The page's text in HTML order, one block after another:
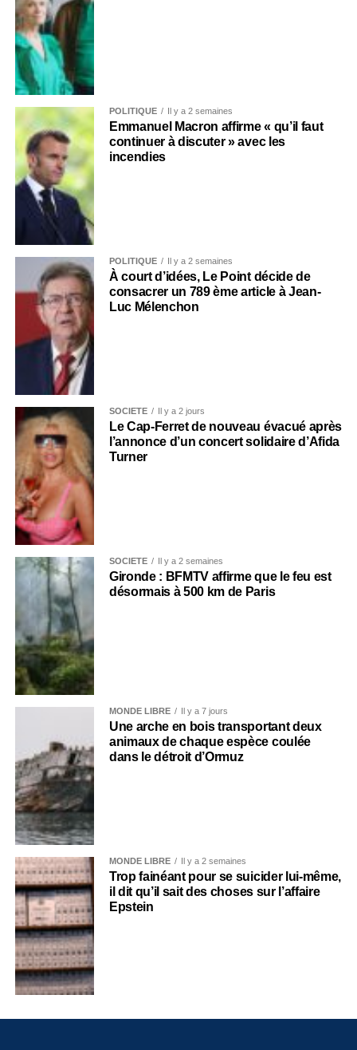
POLITIQUE Il y a 2 semaines
Emmanuel Macron affirme « qu’il faut
continuer à discuter » avec les
incendies
POLITIQUE Il y a 2 semaines
À court d’idées, Le Point décide de
consacrer un 789 ème article à Jean-
Luc Mélenchon
SOCIÉTÉ Il y a 2 jours
Le Cap-Ferret de nouveau évacué après
l’annonce d’un concert solidaire d’Afida
Turner
SOCIÉTÉ Il y a 2 semaines
Gironde : BFMTV affirme que le feu est
désormais à 500 km de Paris
MONDE LIBRE Il y a 7 jours
Une arche en bois transportant deux
animaux de chaque espèce coulée
dans le détroit d’Ormuz
MONDE LIBRE Il y a 2 semaines
Trop fainéant pour se suicider lui-même,
il dit qu’il sait des choses sur l’affaire
Epstein